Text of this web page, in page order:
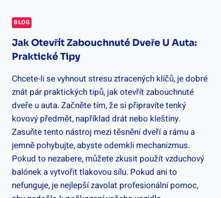
BLOG
Jak Otevřít Zabouchnuté Dveře U Auta:
Praktické Tipy
Chcete-li se vyhnout stresu ztracených klíčů, je dobré
znát pár praktických tipů, jak otevřít zabouchnuté
dveře u auta. Začněte tím, že si připravíte tenký
kovový předmět, například drát nebo kleštiny.
Zasuňte tento nástroj mezi těsnění dveří a rámu a
jemně pohybujte, abyste odemkli mechanizmus.
Pokud to nezabere, můžete zkusit použít vzduchový
balónek a vytvořit tlakovou sílu. Pokud ani to
nefunguje, je nejlepší zavolat profesionální pomoc,